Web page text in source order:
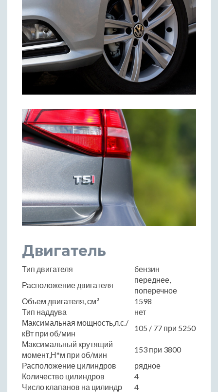
Двигатель
Тип двигателя
бензин
Расположение двигателя
переднее,
поперечное
Объем двигателя, см³
1598
Тип наддува
нет
Максимальная мощность,л.с./
кВт при об/мин
105 / 77 при 5250
Максимальный крутящий
момент,Н*м при об/мин
153 при 3800
Расположение цилиндров
рядное
Количество цилиндров
4
Число клапанов на цилиндр
4